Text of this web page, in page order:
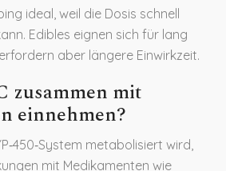
ideal, weil die Dosis schnell
Edibles eignen sich für lang
aber längere Einwirkzeit.
zusammen mit
einnehmen?
metabolisiert wird,
mit Medikamenten wie